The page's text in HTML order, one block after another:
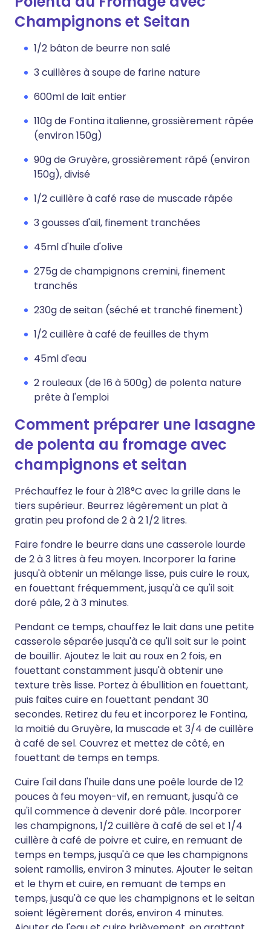
Champignons et Seitan
1/2 bâton de beurre non salé
3 cuillères à soupe de farine nature
600ml de lait entier
110g de Fontina italienne, grossièrement râpée
(environ 150g)
90g de Gruyère, grossièrement râpé (environ
150g), divisé
1/2 cuillère à café rase de muscade râpée
3 gousses d'ail, finement tranchées
45ml d'huile d'olive
275g de champignons cremini, finement
tranchés
230g de seitan (séché et tranché finement)
1/2 cuillère à café de feuilles de thym
45ml d'eau
2 rouleaux (de 16 à 500g) de polenta nature
prête à l'emploi
Comment préparer une lasagne
de polenta au fromage avec
champignons et seitan
Préchauffez le four à 218°C avec la grille dans le
tiers supérieur. Beurrez légèrement un plat à
gratin peu profond de 2 à 2 1/2 litres.
Faire fondre le beurre dans une casserole lourde
de 2 à 3 litres à feu moyen. Incorporer la farine
jusqu'à obtenir un mélange lisse, puis cuire le roux,
en fouettant fréquemment, jusqu'à ce qu'il soit
doré pâle, 2 à 3 minutes.
Pendant ce temps, chauffez le lait dans une petite
casserole séparée jusqu'à ce qu'il soit sur le point
de bouillir. Ajoutez le lait au roux en 2 fois, en
fouettant constamment jusqu'à obtenir une
texture très lisse. Portez à ébullition en fouettant,
puis faites cuire en fouettant pendant 30
secondes. Retirez du feu et incorporez le Fontina,
la moitié du Gruyère, la muscade et 3/4 de cuillère
à café de sel. Couvrez et mettez de côté, en
fouettant de temps en temps.
Cuire l'ail dans l'huile dans une poêle lourde de 12
pouces à feu moyen-vif, en remuant, jusqu'à ce
qu'il commence à devenir doré pâle. Incorporer
les champignons, 1/2 cuillère à café de sel et 1/4
cuillère à café de poivre et cuire, en remuant de
temps en temps, jusqu'à ce que les champignons
soient ramollis, environ 3 minutes. Ajouter le seitan
et le thym et cuire, en remuant de temps en
temps, jusqu'à ce que les champignons et le seitan
soient légèrement dorés, environ 4 minutes.